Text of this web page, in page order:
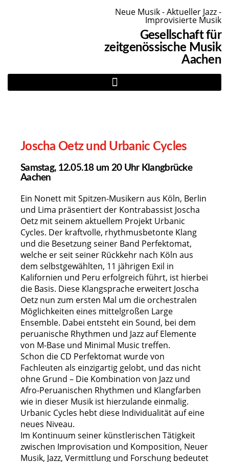
Neue Musik - Aktueller Jazz -
Improvisierte Musik
Gesellschaft für
zeitgenössische Musik
Aachen
Joscha Oetz und Urbanic Cycles
Samstag, 12.05.18 um 20 Uhr Klangbrücke
Aachen
Ein Nonett mit Spitzen-Musikern aus Köln, Berlin
und Lima präsentiert der Kontrabassist Joscha
Oetz mit seinem aktuellem Projekt Urbanic
Cycles. Der kraftvolle, rhythmusbetonte Klang
und die Besetzung seiner Band Perfektomat,
welche er seit seiner Rückkehr nach Köln aus
dem selbstgewählten, 11 jährigen Exil in
Kalifornien und Peru erfolgreich führt, ist hierbei
die Basis. Diese Klangsprache erweitert Joscha
Oetz nun zum ersten Mal um die orchestralen
Möglichkeiten eines mittelgroßen Large
Ensemble. Dabei entsteht ein Sound, bei dem
peruanische Rhythmen und Jazz auf Elemente
von M-Base und Minimal Music treffen.
Schon die CD Perfektomat wurde von
Fachleuten als einzigartig gelobt, und das nicht
ohne Grund – Die Kombination von Jazz und
Afro-Peruanischen Rhythmen und Klangfarben
wie in dieser Musik ist hierzulande einmalig.
Urbanic Cycles hebt diese Individualität auf eine
neues Niveau.
Im Kontinuum seiner künstlerischen Tätigkeit
zwischen Improvisation und Komposition, Neuer
Musik, Jazz, Vermittlung und Forschung bedeutet